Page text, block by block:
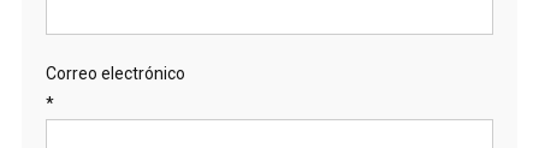
Correo electrónico
*